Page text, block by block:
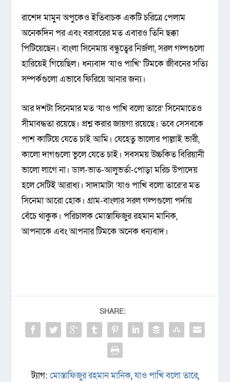
রাশেদ মামুন অপুকেও ইতিবাচক একটি চরিত্রে পেলাম
অনেকদিন পর এবং বরাবরের মত এবারও তিনি ছক্কা
পিটিয়েছেন। বাংলা সিনেমায় বন্ধুত্বের নির্জলা, সরল গল্পগুলো
হারিয়েই গিয়েছিল। ধন্যবাদ ‘যাও পাখি’ টিমকে জীবনের সত্যি
সম্পর্কগুলো এভাবে ফিরিয়ে আনার জন্য।
আর দশটা সিনেমার মত ‘যাও পাখি বলো তারে’ সিনেমাতেও
সীমাবদ্ধতা রয়েছে। প্রশ্ন করার জায়গা রয়েছে। তবে সেসবকে
পাশ কাটিয়ে যেতে চাই আমি। যেহেতু ভালোর পাল্লাই ভারী,
কালো দাগগুলো ভুলে যেতে চাই। সবসময় উচ্চকিত বিরিয়ানী
ভালো লাগে না। ডাল-ভাত-আলুভর্তা-পোড়া মরিচ উপাদেয়
হলে সেটিই আরাধ্য। সাদামাটা ‘যাও পাখি বলো তারে’র মত
সিনেমা আরো হোক। গ্রাম-বাংলার সরল গল্পগুলো পর্দায়
বেঁচে থাকুক। পরিচালক মোস্তাফিজুর রহমান মানিক,
আপনাকে এবং আপনার টিমকে অনেক ধন্যবাদ।
SHARE:
ট্যাগ: মোস্তাফিজুর রহমান মানিক,যাও পাখি বলো তারে,